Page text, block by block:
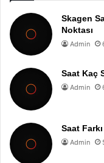
Skagen
Noktası
Admin
Saat Kaç
Admin
Saat
Admin